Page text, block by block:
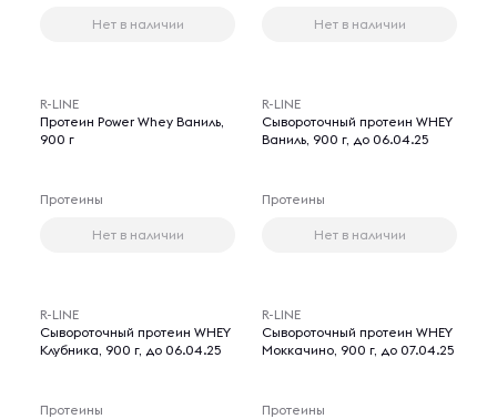
Нет в наличии Нет в наличии
R-LINE
Протеин Power Whey Ваниль,
900 г
Протеины
Нет в наличии
R-LINE
Сывороточный протеин WHEY
Ваниль, 900 г, до 06.04.25
Протеины
Нет в наличии
R-LINE
Сывороточный протеин WHEY
Клубника, 900 г, до 06.04.25
Протеины
R-LINE
Сывороточный протеин WHEY
Моккачино, 900 г, до 07.04.25
Протеины